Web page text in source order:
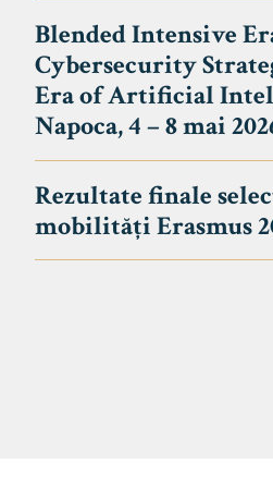
Blended Intensive
Cybersecurity
Era of Artificial
Napoca, 4 – 8 mai
Rezultate finale
mobilități Erasmus